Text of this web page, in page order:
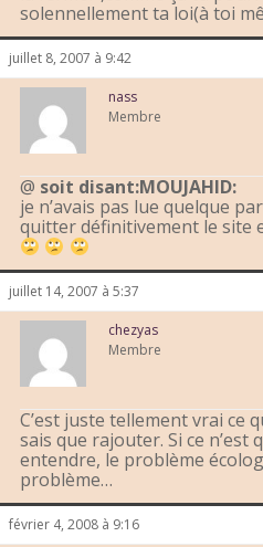
solennellement ta loi(à toi
juillet 8, 2007 à 9:42
nass
Membre
@ soit disant:MOUJAHID:
je n’avais pas lue quelque
quitter définitivement le site
juillet 14, 2007 à 5:37
chezyas
Membre
C’est juste tellement vrai ce
sais que rajouter. Si ce n’est
entendre, le problème
problème…
février 4, 2008 à 9:16